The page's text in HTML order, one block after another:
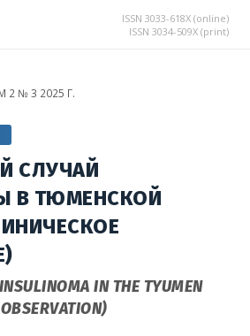
ISSN 3033-618X (online)
ISSN 3034-509X (print)
2 № 3 2025 Г.
СЛУЧАЙ
В ТЮМЕНСКОЙ
IN THE TYUMEN